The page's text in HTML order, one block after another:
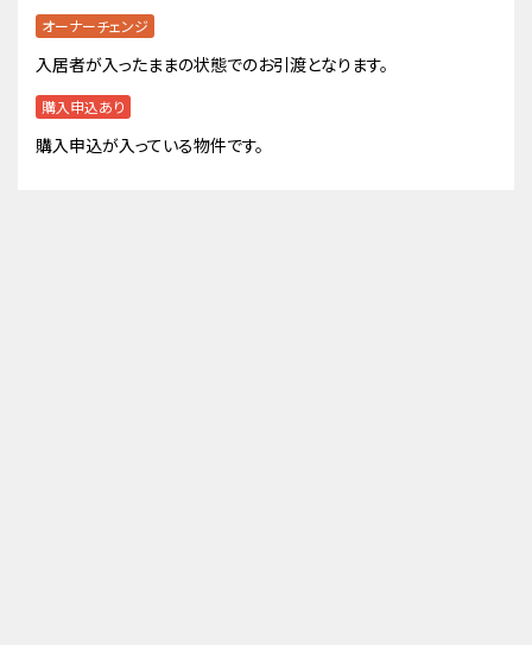
オーナーチェンジ
入居者が入ったままの状態でのお引渡となります。
購入申込あり
購入申込が入っている物件です。